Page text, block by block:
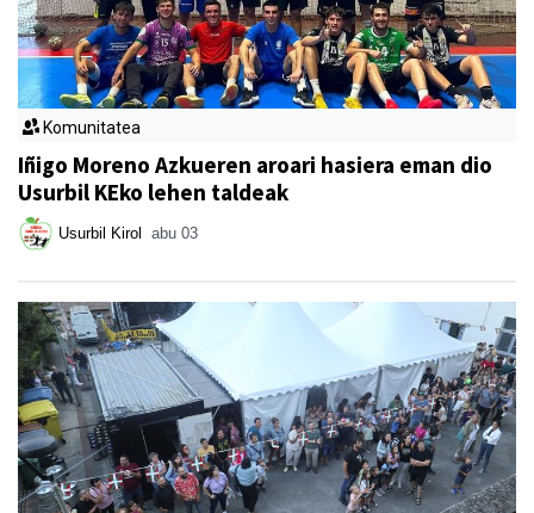
Komunitatea
Iñigo Moreno Azkueren aroari hasiera eman dio
Usurbil KEko lehen taldeak
Usurbil Kirol abu 03